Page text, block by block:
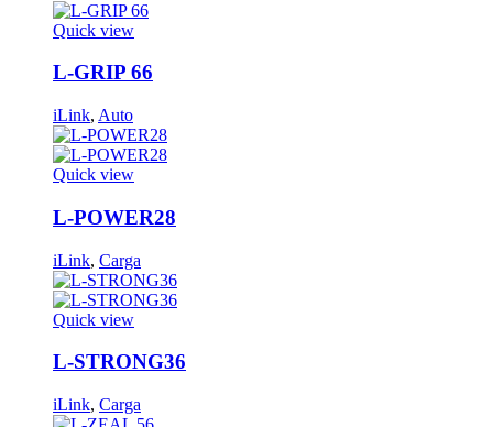
Quick view
L-GRIP 66
iLink, Auto
Quick view
L-POWER28
iLink, Carga
Quick view
L-STRONG36
iLink, Carga